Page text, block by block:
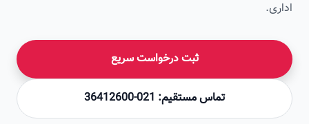
ثبت درخواست سریع
تماس مستقیم: 021-36412600